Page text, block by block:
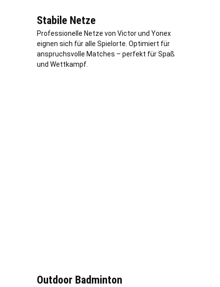
Stabile Netze
Professionelle Netze von Victor und Yonex
eignen sich für alle Spielorte. Optimiert für
anspruchsvolle Matches – perfekt für Spaß
und Wettkampf.
Outdoor Badminton